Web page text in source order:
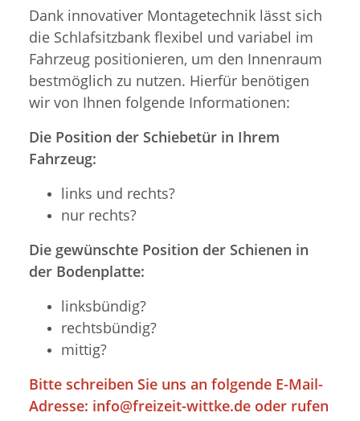
Dank innovativer Montagetechnik lässt sich
die Schlafsitzbank flexibel und variabel im
Fahrzeug positionieren, um den Innenraum
bestmöglich zu nutzen. Hierfür benötigen
wir von Ihnen folgende Informationen:
Die Position der Schiebetür in Ihrem
Fahrzeug:
links und rechts?
nur rechts?
Die gewünschte Position der Schienen in
der Bodenplatte:
linksbündig?
rechtsbündig?
mittig?
Bitte schreiben Sie uns an folgende E-Mail-
Adresse: info@freizeit-wittke.de oder rufen